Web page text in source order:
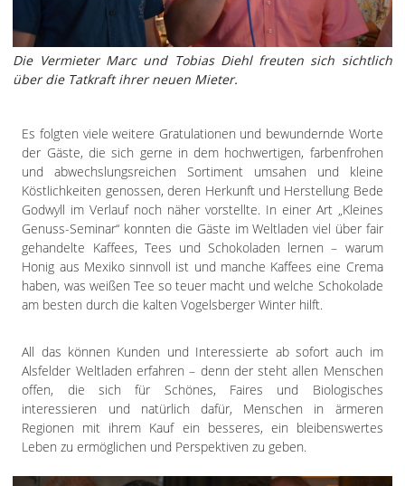
Die Vermieter Marc und Tobias Diehl freuten sich sichtlich
über die Tatkraft ihrer neuen Mieter.
Es folgten viele weitere Gratulationen und bewundernde Worte
der Gäste, die sich gerne in dem hochwertigen, farbenfrohen
und abwechslungsreichen Sortiment umsahen und kleine
Köstlichkeiten genossen, deren Herkunft und Herstellung Bede
Godwyll im Verlauf noch näher vorstellte. In einer Art „Kleines
Genuss-Seminar“ konnten die Gäste im Weltladen viel über fair
gehandelte Kaffees, Tees und Schokoladen lernen – warum
Honig aus Mexiko sinnvoll ist und manche Kaffees eine Crema
haben, was weißen Tee so teuer macht und welche Schokolade
am besten durch die kalten Vogelsberger Winter hilft.
All das können Kunden und Interessierte ab sofort auch im
Alsfelder Weltladen erfahren – denn der steht allen Menschen
offen, die sich für Schönes, Faires und Biologisches
interessieren und natürlich dafür, Menschen in ärmeren
Regionen mit ihrem Kauf ein besseres, ein bleibenswertes
Leben zu ermöglichen und Perspektiven zu geben.